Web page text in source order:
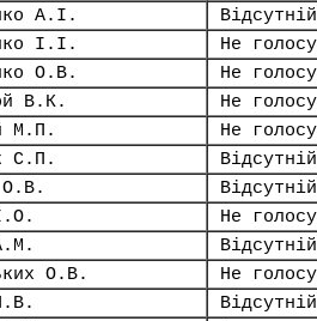
А.І.
Відсутній
І.І.
Не
О.В.
Не
В.К.
Не
М.П.
Не
С.П.
Відсутній
О.В.
Відсутній
Не
Відсутній
О.В.
Не
Відсутній